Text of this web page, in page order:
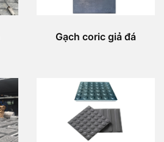
Gạch coric giả đá